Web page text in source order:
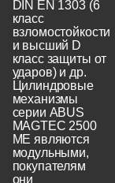
DIN EN 1303 (6
класс
взломостойкости
и высший D
класс защиты от
ударов) и др.
Цилиндровые
механизмы
серии ABUS
MAGTEC 2500
ME являются
модульными,
покупателям
они